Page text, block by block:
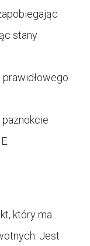
stany
który ma
Jest